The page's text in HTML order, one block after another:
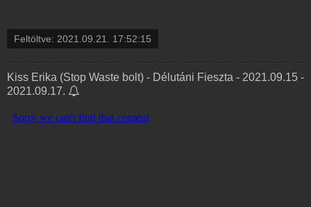
Feltöltve: 2021.09.21. 17:52:15
Kiss Erika (Stop Waste bolt) - Délutáni Fieszta - 2021.09.15 -
2021.09.17.